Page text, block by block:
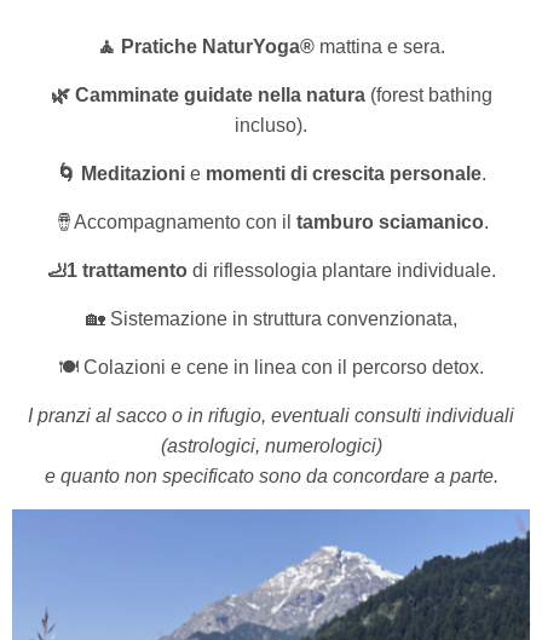
🧘 Pratiche NaturYoga® mattina e sera.
🌿 Camminate guidate nella natura(forest bathing
incluso).
🌀 Meditazionie momenti di crescita personale.
🪘Accompagnamento con il tamburo sciamanico.
🦶1 trattamentodi riflessologia plantare individuale.
🏡 Sistemazione in struttura convenzionata,
🍽️ Colazioni e cene in linea con il percorso detox.
I pranzi al sacco o in rifugio, eventuali consulti individuali
(astrologici, numerologici)
e quanto non specificato sono da concordare a parte.